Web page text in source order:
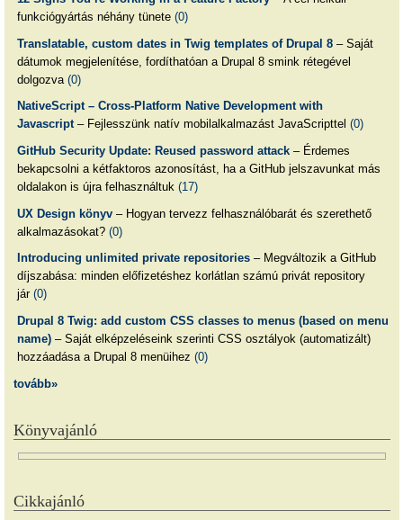
funkciógyártás néhány tünete (0)
Translatable, custom dates in Twig templates of Drupal 8– Saját
dátumok megjelenítése, fordíthatóan a Drupal 8 smink rétegével
dolgozva (0)
NativeScript – Cross-Platform Native Development with
Javascript– Fejlesszünk natív mobilalkalmazást JavaScripttel (0)
GitHub Security Update: Reused password attack– Érdemes
bekapcsolni a kétfaktoros azonosítást, ha a GitHub jelszavunkat más
oldalakon is újra felhasználtuk (17)
UX Design könyv– Hogyan tervezz felhasználóbarát és szerethető
alkalmazásokat? (0)
Introducing unlimited private repositories– Megváltozik a GitHub
díjszabása: minden előfizetéshez korlátlan számú privát repository
jár (0)
Drupal 8 Twig: add custom CSS classes to menus (based on menu
name)– Saját elképzeléseink szerinti CSS osztályok (automatizált)
hozzáadása a Drupal 8 menüihez (0)
tovább»
Könyvajánló
Cikkajánló